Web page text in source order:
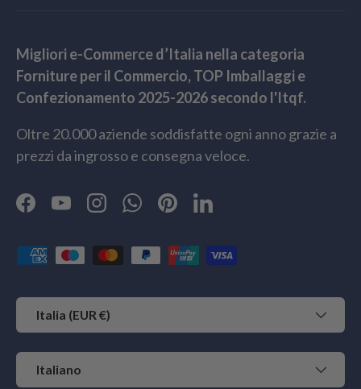
Migliori e-Commerce d’Italia nella categoria
Forniture per il Commercio, TOP Imballaggi e
Confezionamento 2025-2026 secondo l'Itqf.
Oltre 20.000 aziende soddisfatte ogni anno grazie a
prezzi da ingrosso e consegna veloce.
Facebook
YouTubeInstagramWhatsApp
PinterestLinkedIn
Metodi di pagamento accettati
Italia (EUR €)
Italiano